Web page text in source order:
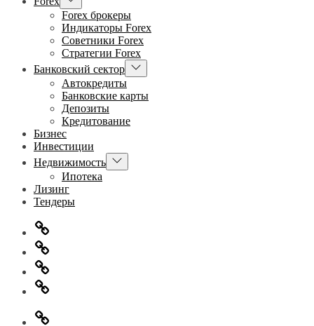
подменю
Forex брокеры
Индикаторы Forex
Советники Forex
Стратегии Forex
Банковский сектор Показывать
подменю
Автокредиты
Банковские карты
Депозиты
Кредитование
Бизнес
Инвестиции
Недвижимость Показывать
подменю
Ипотека
Лизинг
Тендеры
Главная
Информация
для
правообладателей
Обратная
связь
Политика
конфиденциальности
Главная